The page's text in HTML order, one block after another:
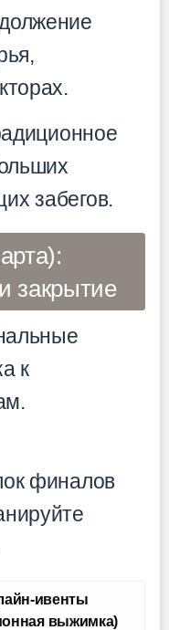
забегов.
закрытие
к
финалов
ивенты
выжимка)